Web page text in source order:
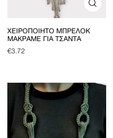
ΧΕΙΡΟΠΟΊΗΤΟ ΜΠΡΕΛΌΚ
ΜΑΚΡΑΜΈ ΓΙΑ ΤΣΆΝΤΑ
€3.72